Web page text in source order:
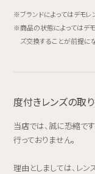
ブランドによってはデモ
商品の状態によってはデ
ズ交換することが前提に
度付きレンズの取
当店では、誠に恐縮で
行っておりません。
理由としましては、レ